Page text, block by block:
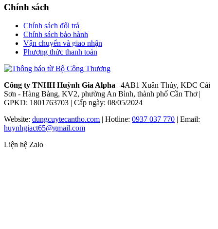
Chính sách
Chính sách đổi trả
Chính sách bảo hành
Vận chuyển và giao nhận
Phương thức thanh toán
Công ty TNHH Huỳnh Gia Alpha | 4AB1 Xuân Thủy, KDC Cái
Sơn - Hàng Bàng, KV2, phường An Bình, thành phố Cần Thơ |
GPKD: 1801763703 | Cấp ngày: 08/05/2024
Website: dungcuytecantho.com | Hotline: 0937 037 770 | Email:
huynhgiact65@gmail.com
Liện hệ Zalo